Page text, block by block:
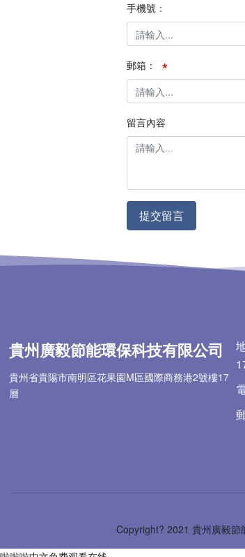
手機號：
郵箱：
留言內容
提交留言
貴州廣毅節能環保科技有限公司
貴州省貴陽市南明區花果園M區國際商務港2號樓17
層
Copyright? 2021 貴州廣毅節